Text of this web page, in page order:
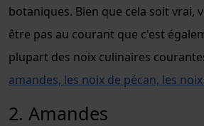
botaniques. Bien que cela soit vrai,
être pas au courant que c'est
plupart des noix culinaires
amandes, les noix de pécan, les
2. Amandes